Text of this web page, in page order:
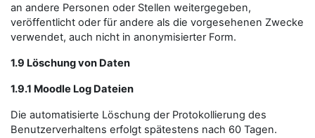
an andere Personen oder Stellen weitergegeben,
veröffentlicht oder für andere als die vorgesehenen Zwecke
verwendet, auch nicht in anonymisierter Form.
1.9 Löschung von Daten
1.9.1 Moodle Log Dateien
Die automatisierte Löschung der Protokollierung des
Benutzerverhaltens erfolgt spätestens nach 60 Tagen.